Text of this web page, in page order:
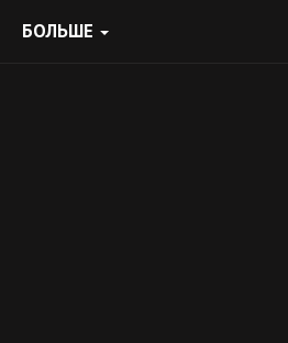
БОЛЬШЕ